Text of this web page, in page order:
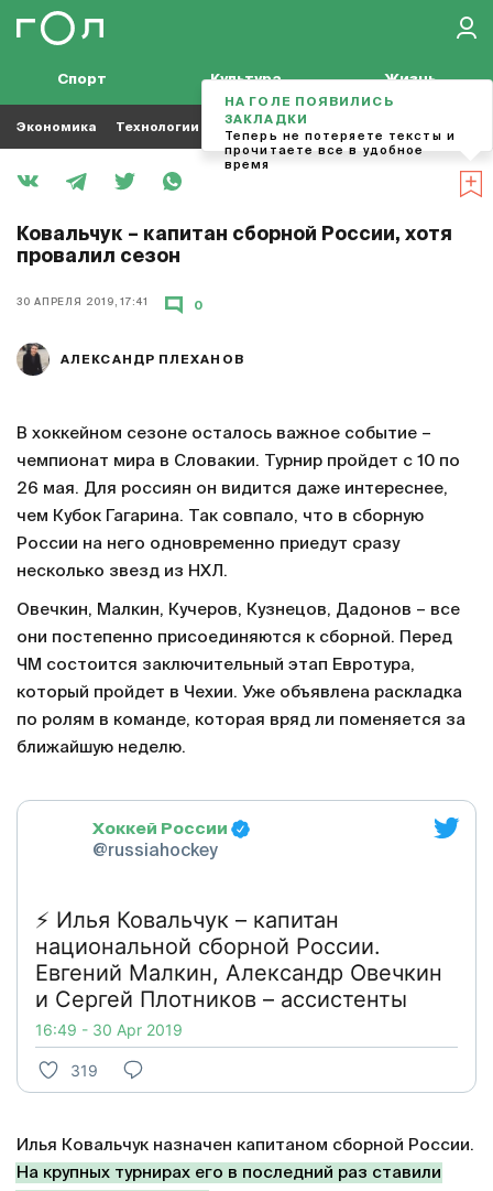
Спорт Культура Жизнь
Экономика Технологии Кино Футбол
Ковальчук – капитан сборной России, хотя
провалил сезон
30 АПРЕЛЯ 2019, 17:41
АЛЕКСАНДР ПЛЕХАНОВ
0
В хоккейном сезоне осталось важное событие –
чемпионат мира в Словакии. Турнир пройдет с 10 по
26 мая. Для россиян он видится даже интереснее,
чем Кубок Гагарина. Так совпало, что в сборную
России на него одновременно приедут сразу
несколько звезд из НХЛ.
Овечкин, Малкин, Кучеров, Кузнецов, Дадонов – все
они постепенно присоединяются к сборной. Перед
ЧМ состоится заключительный этап Евротура,
который пройдет в Чехии. Уже объявлена раскладка
по ролям в команде, которая вряд ли поменяется за
ближайшую неделю.
Хоккей России
@russiahockey
⚡️ Илья Ковальчук – капитан
национальной сборной России.
Евгений Малкин, Александр Овечкин
и Сергей Плотников – ассистенты
16:49 - 30 Apr 2019
319
Илья Ковальчук назначен капитаном сборной России.
На крупных турнирах его в последний раз ставили
НА ГОЛЕ ПОЯВИЛИСЬ
ЗАКЛАДКИ
Теперь не потеряете тексты и
прочитаете все в удобное
время